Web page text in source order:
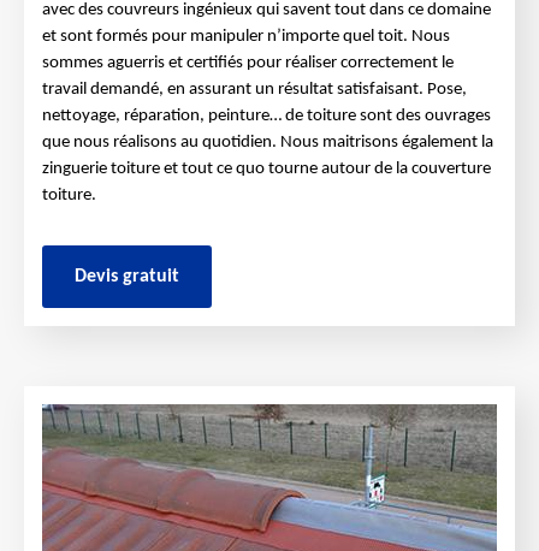
avec des couvreurs ingénieux qui savent tout dans ce domaine
et sont formés pour manipuler n’importe quel toit. Nous
sommes aguerris et certifiés pour réaliser correctement le
travail demandé, en assurant un résultat satisfaisant. Pose,
nettoyage, réparation, peinture… de toiture sont des ouvrages
que nous réalisons au quotidien. Nous maitrisons également la
zinguerie toiture et tout ce quo tourne autour de la couverture
toiture.
Devis gratuit